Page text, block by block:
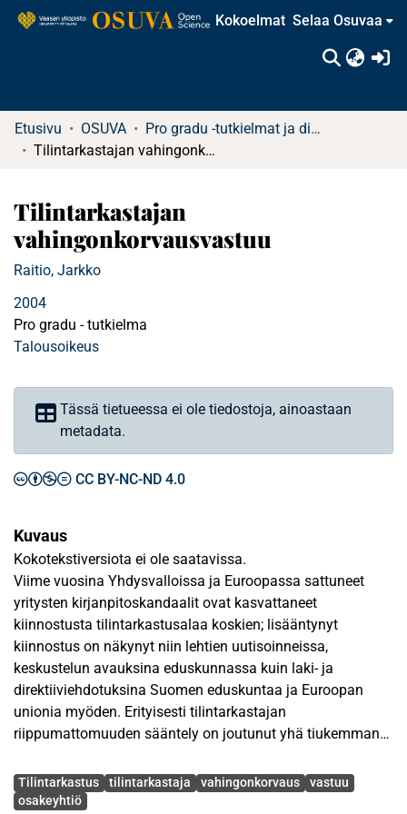
Kokoelmat Selaa Osuvaa
Etusivu OSUVA
Pro gradu -tutkielmat ja diplomityöt
Tilintarkastajan vahingonkorvausvastuu
Tilintarkastajan
vahingonkorvausvastuu
Raitio, Jarkko
2004
Pro gradu - tutkielma
Talousoikeus
Tässä tietueessa ei ole tiedostoja, ainoastaan
metadata.
CC BY-NC-ND 4.0
Kuvaus
Kokotekstiversiota ei ole saatavissa.
Viime vuosina Yhdysvalloissa ja Euroopassa sattuneet
yritysten kirjanpitoskandaalit ovat kasvattaneet
kiinnostusta tilintarkastusalaa koskien; lisääntynyt
kiinnostus on näkynyt niin lehtien uutisoinneissa,
keskustelun avauksina eduskunnassa kuin laki- ja
direktiiviehdotuksina Suomen eduskuntaa ja Euroopan
unionia myöden. Erityisesti tilintarkastajan
riippumattomuuden sääntely on joutunut yhä tiukemman
vahingonkorvausvastuun osalta säännösmuutoksia ei sen
sijaan ole luvassa.
Avainsanat
Tilintarkastus tilintarkastaja vahingonkorvaus
vastuu
osakeyhtiö